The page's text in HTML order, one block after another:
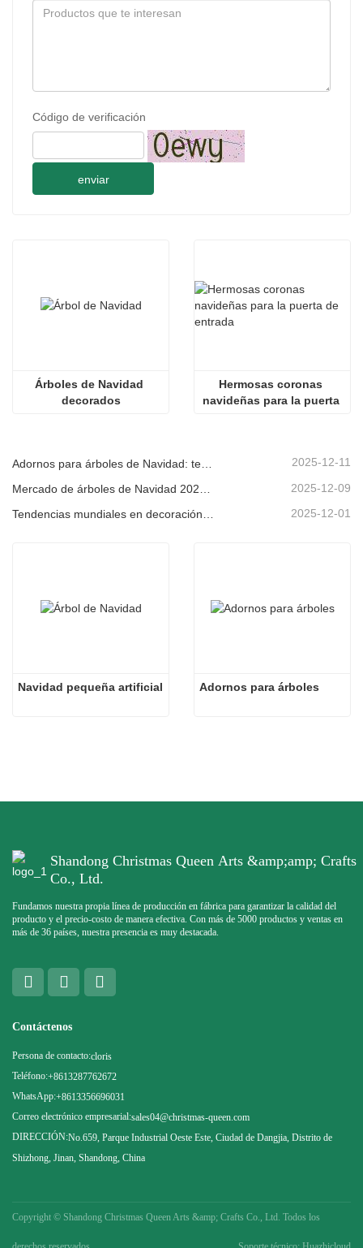
Código de verificación
enviar
Árboles de Navidad
decorados
Hermosas coronas
navideñas para la puerta
2025-12-11
2025-12-09
Tendencias mundiales en decoración navideña y por qué Christmas Queen sigue liderando el mercado 2025-12-01
Navidad pequeña artificial Adornos para árboles
Shandong Christmas Queen Arts &amp;amp; Crafts
Co., Ltd.
Fundamos nuestra propia línea de producción en fábrica para garantizar la calidad del
producto y el precio-costo de manera efectiva. Con más de 5000 productos y ventas en
más de 36 países, nuestra presencia es muy destacada.
Contáctenos
Persona de contacto:cloris
Teléfono:+8613287762672
WhatsApp:+8613356696031
Correo electrónico empresarial:sales04@christmas-queen.com
DIRECCIÓN:No.659, Parque Industrial Oeste Este, Ciudad de Dangjia, Distrito de
Shizhong, Jinan, Shandong, China
Copyright © Shandong Christmas Queen Arts &amp; Crafts Co., Ltd. Todos los